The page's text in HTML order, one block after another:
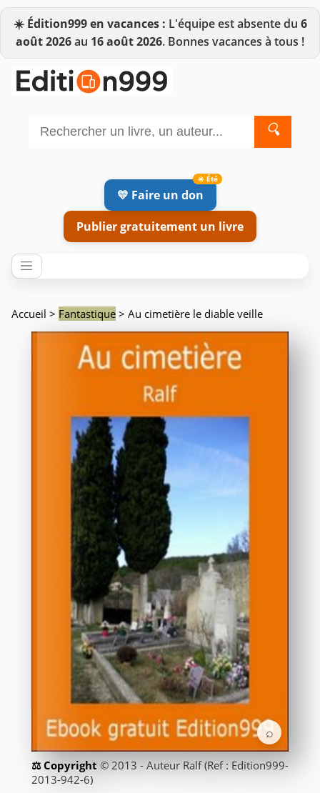
☀️ Édition999 en vacances : L'équipe est absente du 6
août 2026au 16 août 2026. Bonnes vacances à tous !
🔍
💛 Faire un don
Publier gratuitement un livre
Accueil > Fantastique > Au cimetière le diable veille
⌕
© 2013 - Auteur Ralf (Ref : Edition999-
2013-942-6)